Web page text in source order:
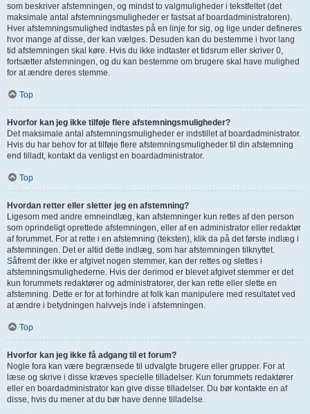
som beskriver afstemningen, og mindst to valgmuligheder i tekstfeltet (det
maksimale antal afstemningsmuligheder er fastsat af boardadministratoren).
Hver afstemningsmulighed indtastes på en linje for sig, og lige under defineres
hvor mange af disse, der kan vælges. Desuden kan du bestemme i hvor lang
tid afstemningen skal køre. Hvis du ikke indtaster et tidsrum eller skriver 0,
fortsætter afstemningen, og du kan bestemme om brugere skal have mulighed
for at ændre deres stemme.
Top
Hvorfor kan jeg ikke tilføje flere afstemningsmuligheder?
Det maksimale antal afstemningsmuligheder er indstillet af boardadministrator.
Hvis du har behov for at tilføje flere afstemningsmuligheder til din afstemning
end tilladt, kontakt da venligst en boardadministrator.
Top
Hvordan retter eller sletter jeg en afstemning?
Ligesom med andre emneindlæg, kan afstemninger kun rettes af den person
som oprindeligt oprettede afstemningen, eller af en administrator eller redaktør
af forummet. For at rette i en afstemning (teksten), klik da på det første indlæg i
afstemningen. Det er altid dette indlæg, som har afstemningen tilknyttet.
Såfremt der ikke er afgivet nogen stemmer, kan der rettes og slettes i
afstemningsmulighederne. Hvis der derimod er blevet afgivet stemmer er det
kun forummets redaktører og administratorer, der kan rette eller slette en
afstemning. Dette er for at forhindre at folk kan manipulere med resultatet ved
at ændre i betydningen halvvejs inde i afstemningen.
Top
Hvorfor kan jeg ikke få adgang til et forum?
Nogle fora kan være begrænsede til udvalgte brugere eller grupper. For at
læse og skrive i disse kræves specielle tilladelser. Kun forummets redaktører
eller en boardadministrator kan give disse tilladelser. Du bør kontakte en af
disse, hvis du mener at du bør have denne tilladelse.